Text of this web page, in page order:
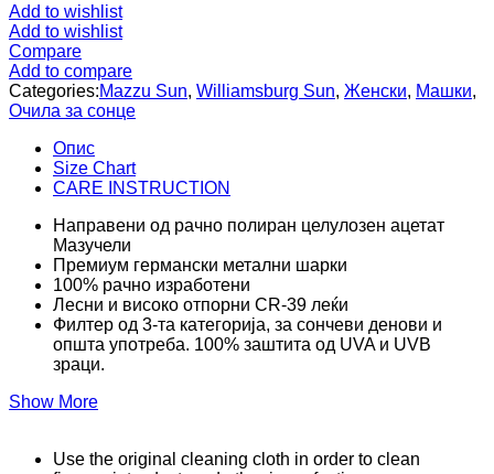
Add to wishlist
Add to wishlist
Compare
Add to compare
Categories:Mazzu Sun, Williamsburg Sun, Женски, Машки,
Очила за сонце
Опис
Size Chart
CARE INSTRUCTION
Направени од рачно полиран целулозен ацетат
Мазучели
Премиум германски метални шарки
100% рачно изработени
Лесни и високо отпорни CR-39 леќи
Филтер од 3-та категорија, за сончеви денови и
општа употреба. 100% заштита од UVA и UVB
зраци.
Show More
Use the original cleaning cloth in order to clean